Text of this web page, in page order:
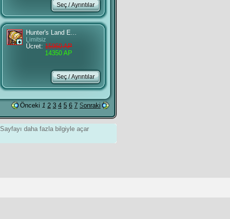
Hunter's Land E...
Limitsiz
Ücret: 15950 AP
14350 AP
Önceki 1 2 3 4 5 6 7 Sonraki
Sayfayı daha fazla bilgiyle açar